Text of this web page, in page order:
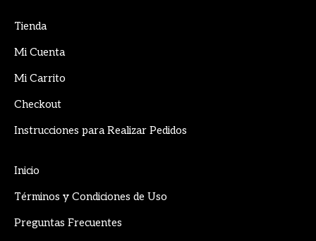
opens
in
window
opens
in
window
Tienda
Mi Cuenta
Mi Carrito
Checkout
Instrucciones para Realizar Pedidos
Inicio
Términos y Condiciones de Uso
Preguntas Frecuentes